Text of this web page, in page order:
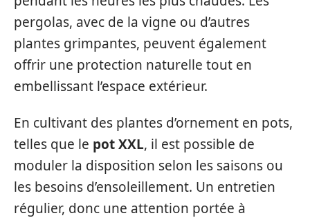
pergolas, avec de la vigne ou d’autres
plantes grimpantes, peuvent également
offrir une protection naturelle tout en
embellissant l’espace extérieur.
En cultivant des plantes d’ornement en pots,
telles que le pot XXL, il est possible de
moduler la disposition selon les saisons ou
les besoins d’ensoleillement. Un entretien
régulier, donc une attention portée à